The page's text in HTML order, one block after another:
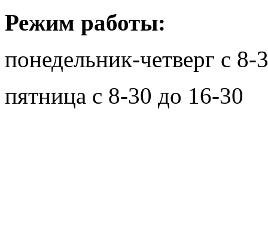
Режим работы:
понедельник-четверг с
пятница с 8-30 до 16-30